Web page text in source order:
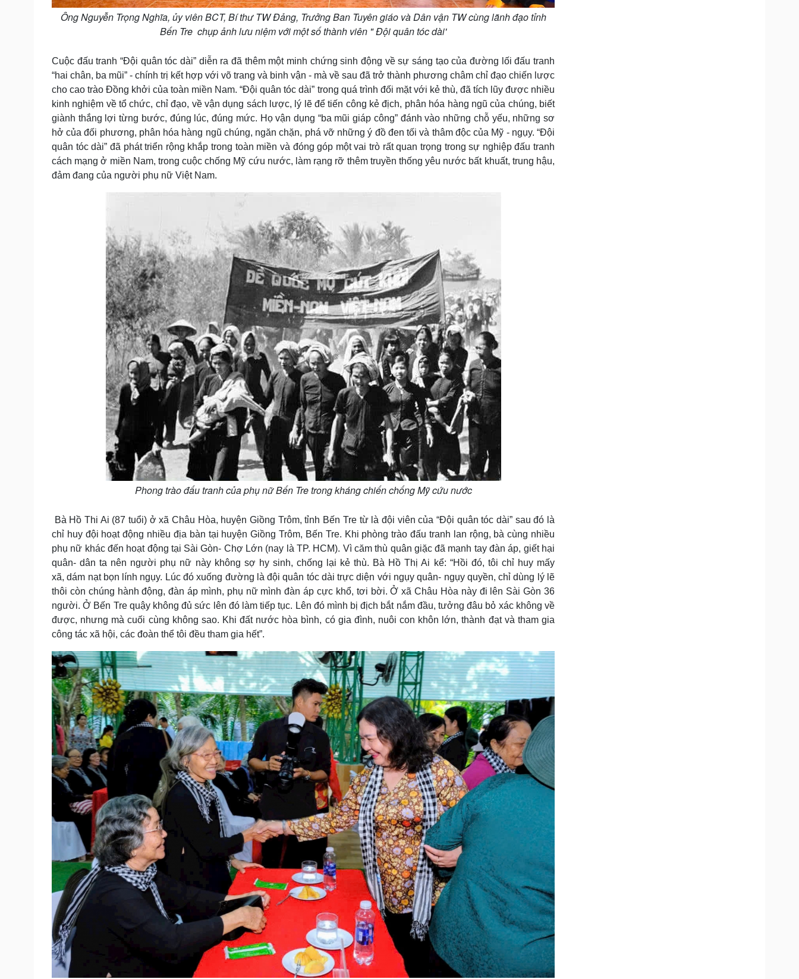
Ông Nguyễn Trọng Nghĩa, ủy viên BCT, Bí thư TW Đảng, Trưởng Ban Tuyên giáo và Dân vận TW cùng lãnh đạo tỉnh
Bến Tre chụp ảnh lưu niệm với một số thành viên " Đội quân tóc dài'
Cuộc đấu tranh “Đội quân tóc dài” diễn ra đã thêm một minh chứng sinh động về sự sáng tạo của đường lối đấu tranh
“hai chân, ba mũi” - chính trị kết hợp với võ trang và binh vận - mà về sau đã trở thành phương châm chỉ đạo chiến lược
cho cao trào Đồng khởi của toàn miền Nam. “Đội quân tóc dài” trong quá trình đối mặt với kẻ thù, đã tích lũy được nhiều
kinh nghiệm về tổ chức, chỉ đạo, về vận dụng sách lược, lý lẽ để tiến công kẻ địch, phân hóa hàng ngũ của chúng, biết
giành thắng lợi từng bước, đúng lúc, đúng mức. Họ vận dụng “ba mũi giáp công” đánh vào những chỗ yếu, những sơ
hở của đối phương, phân hóa hàng ngũ chúng, ngăn chặn, phá vỡ những ý đồ đen tối và thâm độc của Mỹ - ngụy. “Đội
quân tóc dài” đã phát triển rộng khắp trong toàn miền và đóng góp một vai trò rất quan trọng trong sự nghiệp đấu tranh
cách mạng ở miền Nam, trong cuộc chống Mỹ cứu nước, làm rạng rỡ thêm truyền thống yêu nước bất khuất, trung hậu,
đảm đang của người phụ nữ Việt Nam.
Phong trào đấu tranh của phụ nữ Bến Tre trong kháng chiến chống Mỹ cứu nước
Bà Hồ Thi Ai (87 tuổi) ở xã Châu Hòa, huyện Giồng Trôm, tỉnh Bến Tre từ là đội viên của “Đội quân tóc dài” sau đó là
chỉ huy đội hoạt động nhiều địa bàn tại huyện Giồng Trôm, Bến Tre. Khi phòng trào đấu tranh lan rộng, bà cùng nhiều
phụ nữ khác đến hoạt động tại Sài Gòn- Chợ Lớn (nay là TP. HCM). Vì căm thù quân giặc đã mạnh tay đàn áp, giết hại
quân- dân ta nên người phụ nữ này không sợ hy sinh, chống lại kẻ thù. Bà Hồ Thị Ai kể: “Hồi đó, tôi chỉ huy mấy
xã, dám nạt bọn lính ngụy. Lúc đó xuống đường là đội quân tóc dài trực diện với ngụy quân- ngụy quyền, chỉ dùng lý lẽ
thôi còn chúng hành động, đàn áp mình, phụ nữ mình đàn áp cực khổ, tơi bời. Ở xã Châu Hòa này đi lên Sài Gòn 36
người. Ở Bến Tre quậy không đủ sức lên đó làm tiếp tục. Lên đó mình bị địch bắt nắm đầu, tưởng đâu bỏ xác không về
được, nhưng mà cuối cùng không sao. Khi đất nước hòa bình, có gia đình, nuôi con khôn lớn, thành đạt và tham gia
công tác xã hội, các đoàn thể tôi đều tham gia hết”.